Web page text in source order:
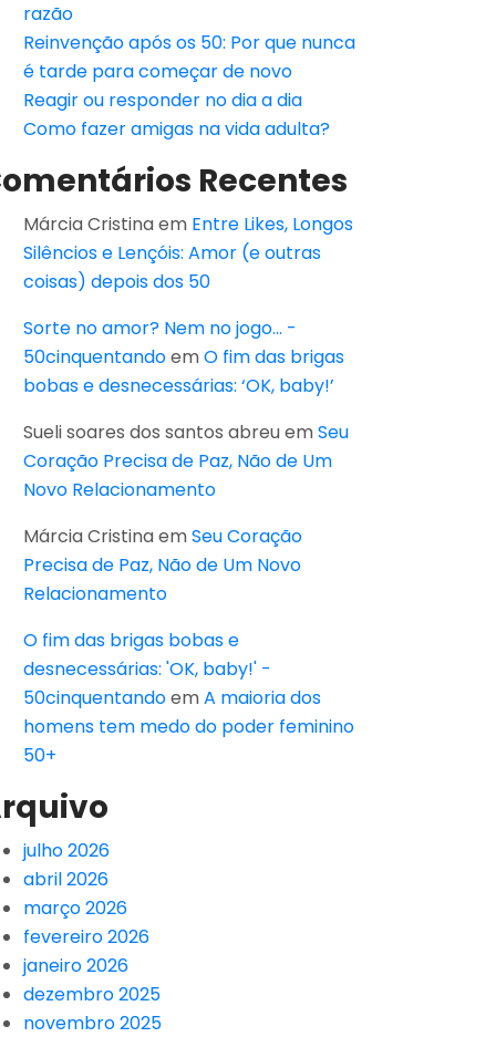
razão
Reinvenção após os 50: Por que nunca
é tarde para começar de novo
Reagir ou responder no dia a dia
Como fazer amigas na vida adulta?
Recentes
Márcia Cristinaem Entre Likes, Longos
Silêncios e Lençóis: Amor (e outras
coisas) depois dos 50
Sorte no amor? Nem no jogo... -
50cinquentandoemO fim das brigas
bobas e desnecessárias: ‘OK, baby!’
Sueli soares dos santos abreuemSeu
Coração Precisa de Paz, Não de Um
Novo Relacionamento
Márcia CristinaemSeu Coração
Precisa de Paz, Não de Um Novo
Relacionamento
O fim das brigas bobas e
desnecessárias: 'OK, baby!' -
50cinquentandoemA maioria dos
homens tem medo do poder feminino
50+
julho 2026
abril 2026
março 2026
fevereiro 2026
janeiro 2026
dezembro 2025
novembro 2025